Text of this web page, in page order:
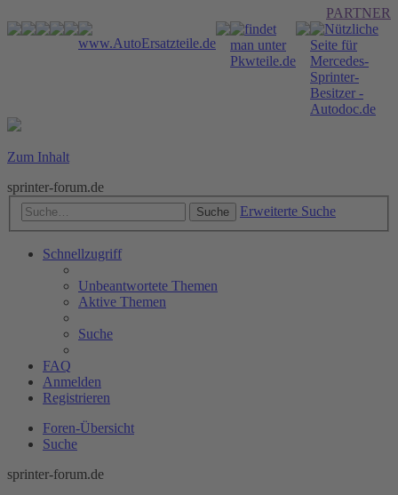
PARTNER
Zum Inhalt
sprinter-forum.de
Suche Erweiterte Suche
Schnellzugriff
Unbeantwortete Themen
Aktive Themen
Suche
FAQ
Anmelden
Registrieren
Foren-Übersicht
Suche
sprinter-forum.de